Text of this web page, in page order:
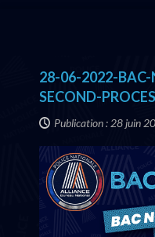
28-06-2022-BAC-
SECOND-PROCES
Publication : 28 juin